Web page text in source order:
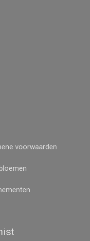
voorwaarden